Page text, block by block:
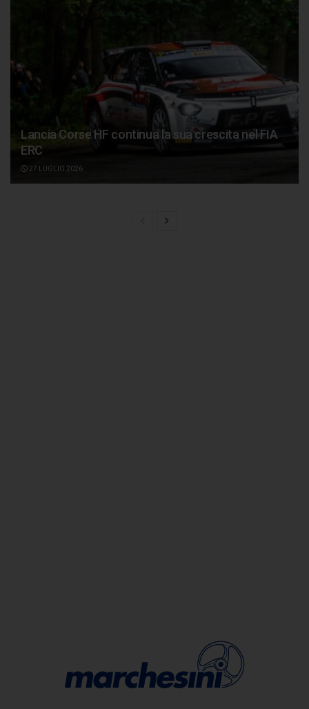
Lancia Corse HF continua la sua crescita nel FIA
ERC
27 LUGLIO 2026